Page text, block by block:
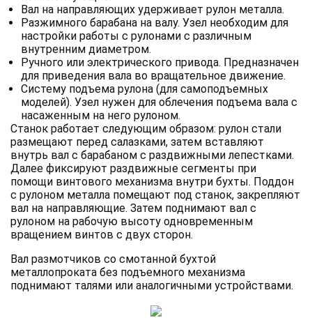
Вал на направляющих удерживает рулон металла.
Разжимного барабана на валу. Узел необходим для
настройки работы с рулонами с различным
внутренним диаметром.
Ручного или электрического привода. Предназначен
для приведения вала во вращательное движение.
Систему подъема рулона (для самоподъемных
моделей). Узел нужен для облечения подъема вала с
насаженным на него рулоном.
Станок работает следующим образом: рулон стали
размещают перед салазками, затем вставляют
внутрь вал с барабаном с раздвижными лепестками.
Далее фиксируют раздвижные сегменты при
помощи винтового механизма внутри бухты. Поддон
с рулоном металла помещают под станок, закрепляют
вал на направляющие. Затем поднимают вал с
рулоном на рабочую высоту одновременным
вращением винтов с двух сторон.
Вал размотчиков со смотанной бухтой
металлопроката без подъемного механизма
поднимают талями или аналогичными устройствами.